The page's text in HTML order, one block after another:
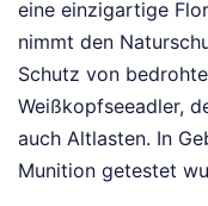
eine einzigartige
nimmt den
Schutz von
Weißkopfseeadler,
auch Altlasten. In
Munition getestet